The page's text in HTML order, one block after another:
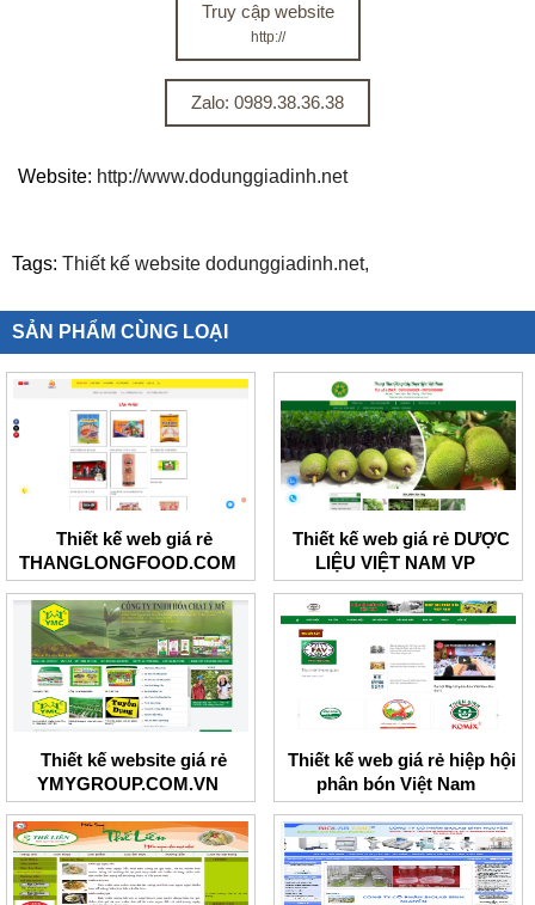
Truy cập website
http://
Zalo: 0989.38.36.38
Website: http://www.dodunggiadinh.net
Tags: Thiết kế website dodunggiadinh.net,
SẢN PHẨM CÙNG LOẠI
Thiết kế web giá rẻ
THANGLONGFOOD.COM
Thiết kế web giá rẻ DƯỢC
LIỆU VIỆT NAM VP
Thiết kế website giá rẻ
YMYGROUP.COM.VN
Thiết kế web giá rẻ hiệp hội
phân bón Việt Nam